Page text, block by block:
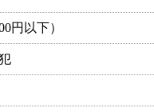
円以下）